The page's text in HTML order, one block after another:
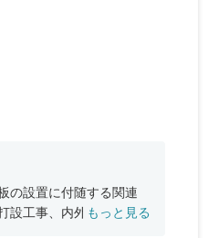
の設置に付随する関連
設工事、内外壁の防水
もっと見る